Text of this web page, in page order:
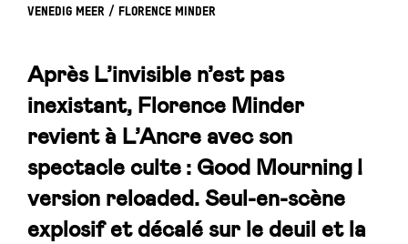
VENEDIG MEER / FLORENCE MINDER
Après L’invisible n’est pas
inexistant, Florence Minder
revient à L’Ancre avec son
spectacle culte : Good Mourning !
version reloaded. Seul-en-scène
explosif et décalé sur le deuil et la